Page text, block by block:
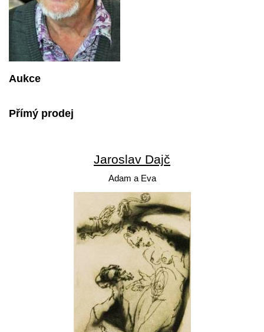
Aukce
Přímý prodej
Jaroslav Dajč
Adam a Eva